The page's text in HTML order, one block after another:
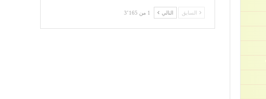
السابق التالي 1 من 3٬165